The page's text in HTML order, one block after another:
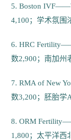
5. Boston
4,100；学术氛围
6. HRC
数2,900；南加州
7. RMA of New
数3,200；胚胎学
8. ORM
1,800；太平洋西